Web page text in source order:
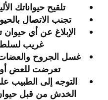
تلقيح حيواناتك
تجنب الاتصال
الإبلاغ عن أي
غريب
غسل الجروح والعضات
تعرضت للعض
التوجه إلى الطبيب
الخدش من قبل